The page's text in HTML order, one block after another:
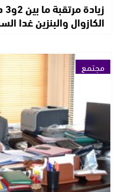
الكازوال والبنزين غدا
مجتمع